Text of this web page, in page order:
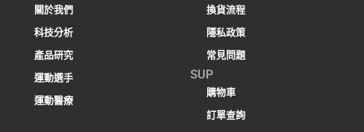
關於我們
科技分析
產品研究
運動選手
運動醫療
換貨流程
隱私政策
常見問題
SUP
購物車
訂單查詢